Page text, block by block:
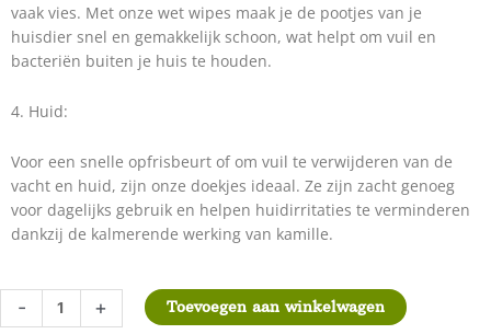
vaak vies. Met onze wet wipes maak je de pootjes van je
huisdier snel en gemakkelijk schoon, wat helpt om vuil en
bacteriën buiten je huis te houden.
4. Huid:
Voor een snelle opfrisbeurt of om vuil te verwijderen van de
vacht en huid, zijn onze doekjes ideaal. Ze zijn zacht genoeg
voor dagelijks gebruik en helpen huidirritaties te verminderen
dankzij de kalmerende werking van kamille.
-
Traumapet
Wipes
+ Toevoegen aan winkelwagen